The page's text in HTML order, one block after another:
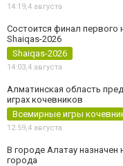
14:19,4 августа
Состоится финал первого
Shaiqas-2026
Shaiqas-2026
14:03,4 августа
Алматинская область
играх кочевников
Всемирные игры
12:59,4 августа
В городе Алатау
города